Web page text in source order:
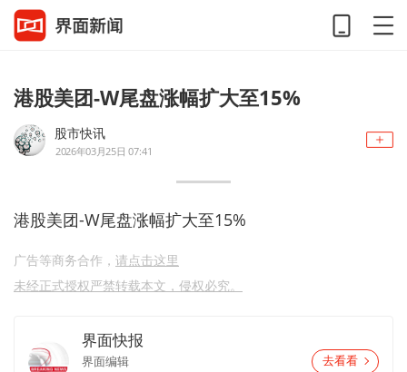
港股美团-W尾盘涨幅扩大至15%
股市快讯
2026年03月25日 07:41
港股美团-W尾盘涨幅扩大至15%
广告等商务合作， 请点击这里
未经正式授权严禁转载本文，侵权必究。
界面快报
界面编辑
去看看